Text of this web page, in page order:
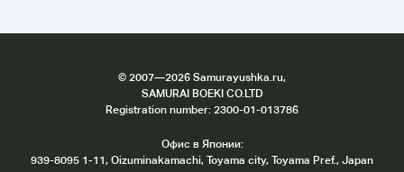
лягушка Если вы не можете скачать
Пожалуйста, воздержитесь от торгов для тех, кто
старыми статьями и подержанными продуктами.
the T), которые желают применять иные условия,
© 2007—2026 Samurayushka.ru,
SAMURAI BOEKI CO.LTD
Registration number: 2300-01-013786
Офис в Японии:
939-8095 1-11, Oizuminakamachi, Toyama city, Toyama Pref., Japan